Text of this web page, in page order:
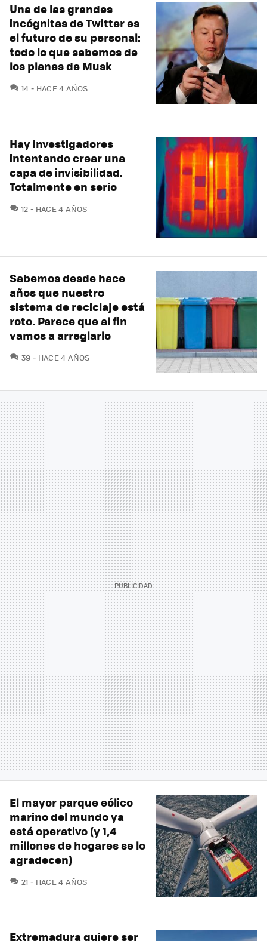
Una de las grandes
incógnitas de Twitter es
el futuro de su personal:
todo lo que sabemos de
los planes de Musk
14 COMENTARIOS
HACE 4 AÑOS
Hay investigadores
intentando crear una
capa de invisibilidad.
Totalmente en serio
12 COMENTARIOS
HACE 4 AÑOS
Sabemos desde hace
años que nuestro
sistema de reciclaje está
roto. Parece que al fin
vamos a arreglarlo
39 COMENTARIOS
HACE 4 AÑOS
El mayor parque eólico
marino del mundo ya
está operativo (y 1,4
millones de hogares se lo
agradecen)
21 COMENTARIOS
HACE 4 AÑOS
Extremadura quiere ser